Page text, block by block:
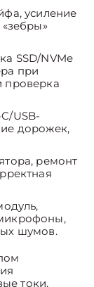
усиление
SSD/NVMe
при
проверка
USB-
дорожек,
ремонт
шумов.
токи,